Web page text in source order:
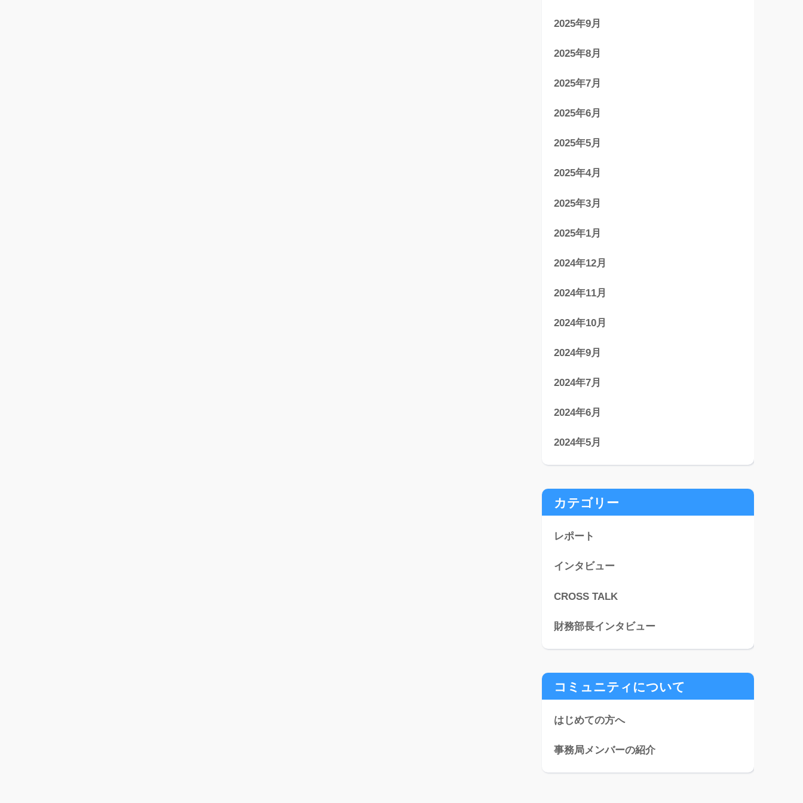
2025年9月
2025年8月
2025年7月
2025年6月
2025年5月
2025年4月
2025年3月
2025年1月
2024年12月
2024年11月
2024年10月
2024年9月
2024年7月
2024年6月
2024年5月
カテゴリー
レポート
インタビュー
CROSS TALK
財務部長インタビュー
コミュニティについて
はじめての方へ
事務局メンバーの紹介